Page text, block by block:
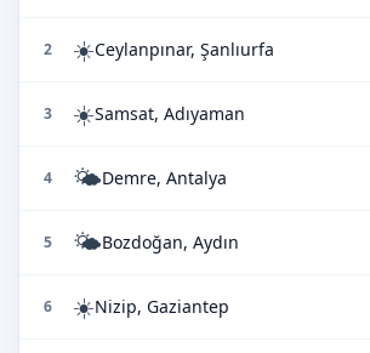
2 ☀️Ceylanpınar, Şanlıurfa
3 ☀️Samsat, Adıyaman
4 🌤️Demre, Antalya
5 🌤️Bozdoğan, Aydın
6 ☀️Nizip, Gaziantep